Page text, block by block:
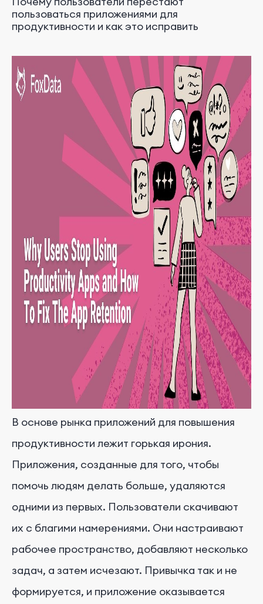
пользоваться приложениями для
продуктивности и как это исправить
В основе рынка приложений для повышения
продуктивности лежит горькая ирония.
Приложения, созданные для того, чтобы
помочь людям делать больше, удаляются
одними из первых. Пользователи скачивают
их с благими намерениями. Они настраивают
рабочее пространство, добавляют несколько
задач, а затем исчезают. Привычка так и не
формируется, и приложение оказывается